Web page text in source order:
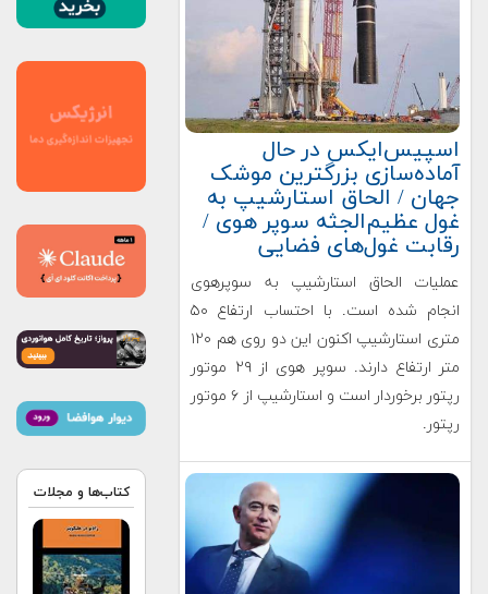
اسپیس‌‌ایکس در حال
آماده‌سازی بزرگترین موشک
جهان / الحاق استارشیپ به
غول عظیم‌الجثه سوپر هوی /
رقابت غول‌های فضایی
عملیات الحاق استارشیپ به سوپرهوی
انجام شده است. با احتساب ارتفاع ۵۰
متری استارشیپ اکنون این دو روی هم ۱۲۰
متر ارتفاع دارند. سوپر هوی از ۲۹ موتور
رپتور برخوردار است و استارشیپ از ۶ موتور
رپتور.
کتاب‌ها و مجلات